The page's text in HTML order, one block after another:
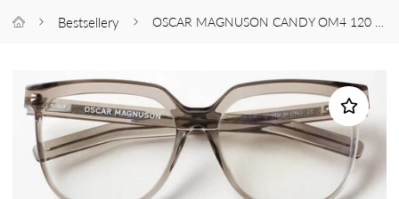
Bestsellery